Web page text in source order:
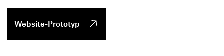
Website-Prototyp